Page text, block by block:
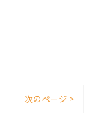
次のページ >